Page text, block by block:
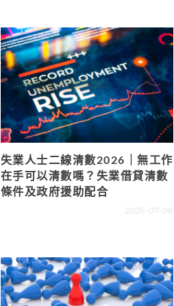
失業人士二線清數2026｜無工作
在手可以清數嗎？失業借貸清數
條件及政府援助配合
2026-07-08